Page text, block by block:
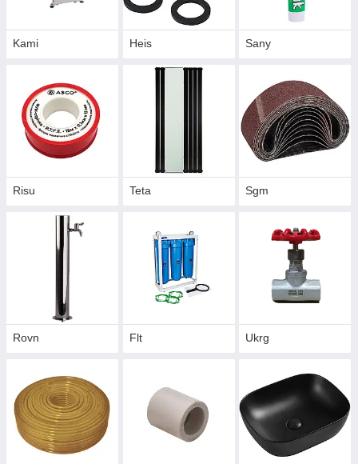
Kami Heis Sany
Risu Teta Sgm
Rovn Flt Ukrg